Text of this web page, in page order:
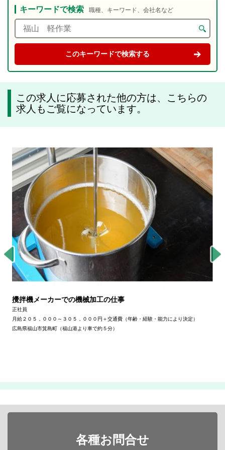
キーワードで検索 職種、キーワード、会社名など
この求人に応募された他の方は、こちらの
求人もご覧になっています。
攪拌機メーカーでの機械加工の仕事
正社員
月給２０５，０００～３０５，０００円＋交通費（年齢・経験・能力により決定）
広島県福山市箕島町（福山港より車で約５分）
各種お問合せ